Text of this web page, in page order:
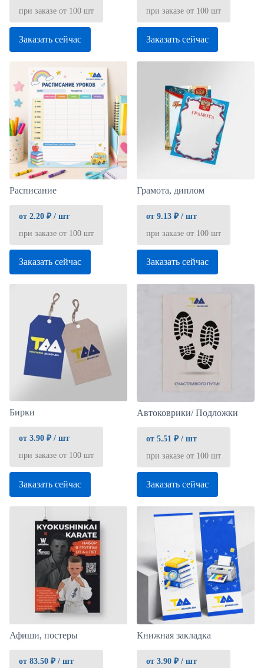
при заказе от 100 шт
Заказать сейчас
при заказе от 100 шт
Заказать сейчас
Расписание
от 2.20 ₽ / шт
при заказе от 100 шт
Заказать сейчас
Грамота, диплом
от 9.13 ₽ / шт
при заказе от 100 шт
Заказать сейчас
Бирки
от 3.90 ₽ / шт
при заказе от 100 шт
Заказать сейчас
Автоковрики/ Подложки
от 5.51 ₽ / шт
при заказе от 100 шт
Заказать сейчас
Афиши, постеры
от 83.50 ₽ / шт
Книжная закладка
от 3.90 ₽ / шт